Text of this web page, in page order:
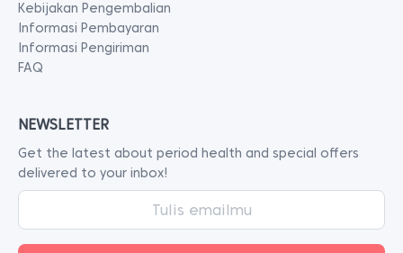
Kebijakan Pengembalian
Informasi Pembayaran
Informasi Pengiriman
FAQ
NEWSLETTER
Get the latest about period health and special offers
delivered to your inbox!